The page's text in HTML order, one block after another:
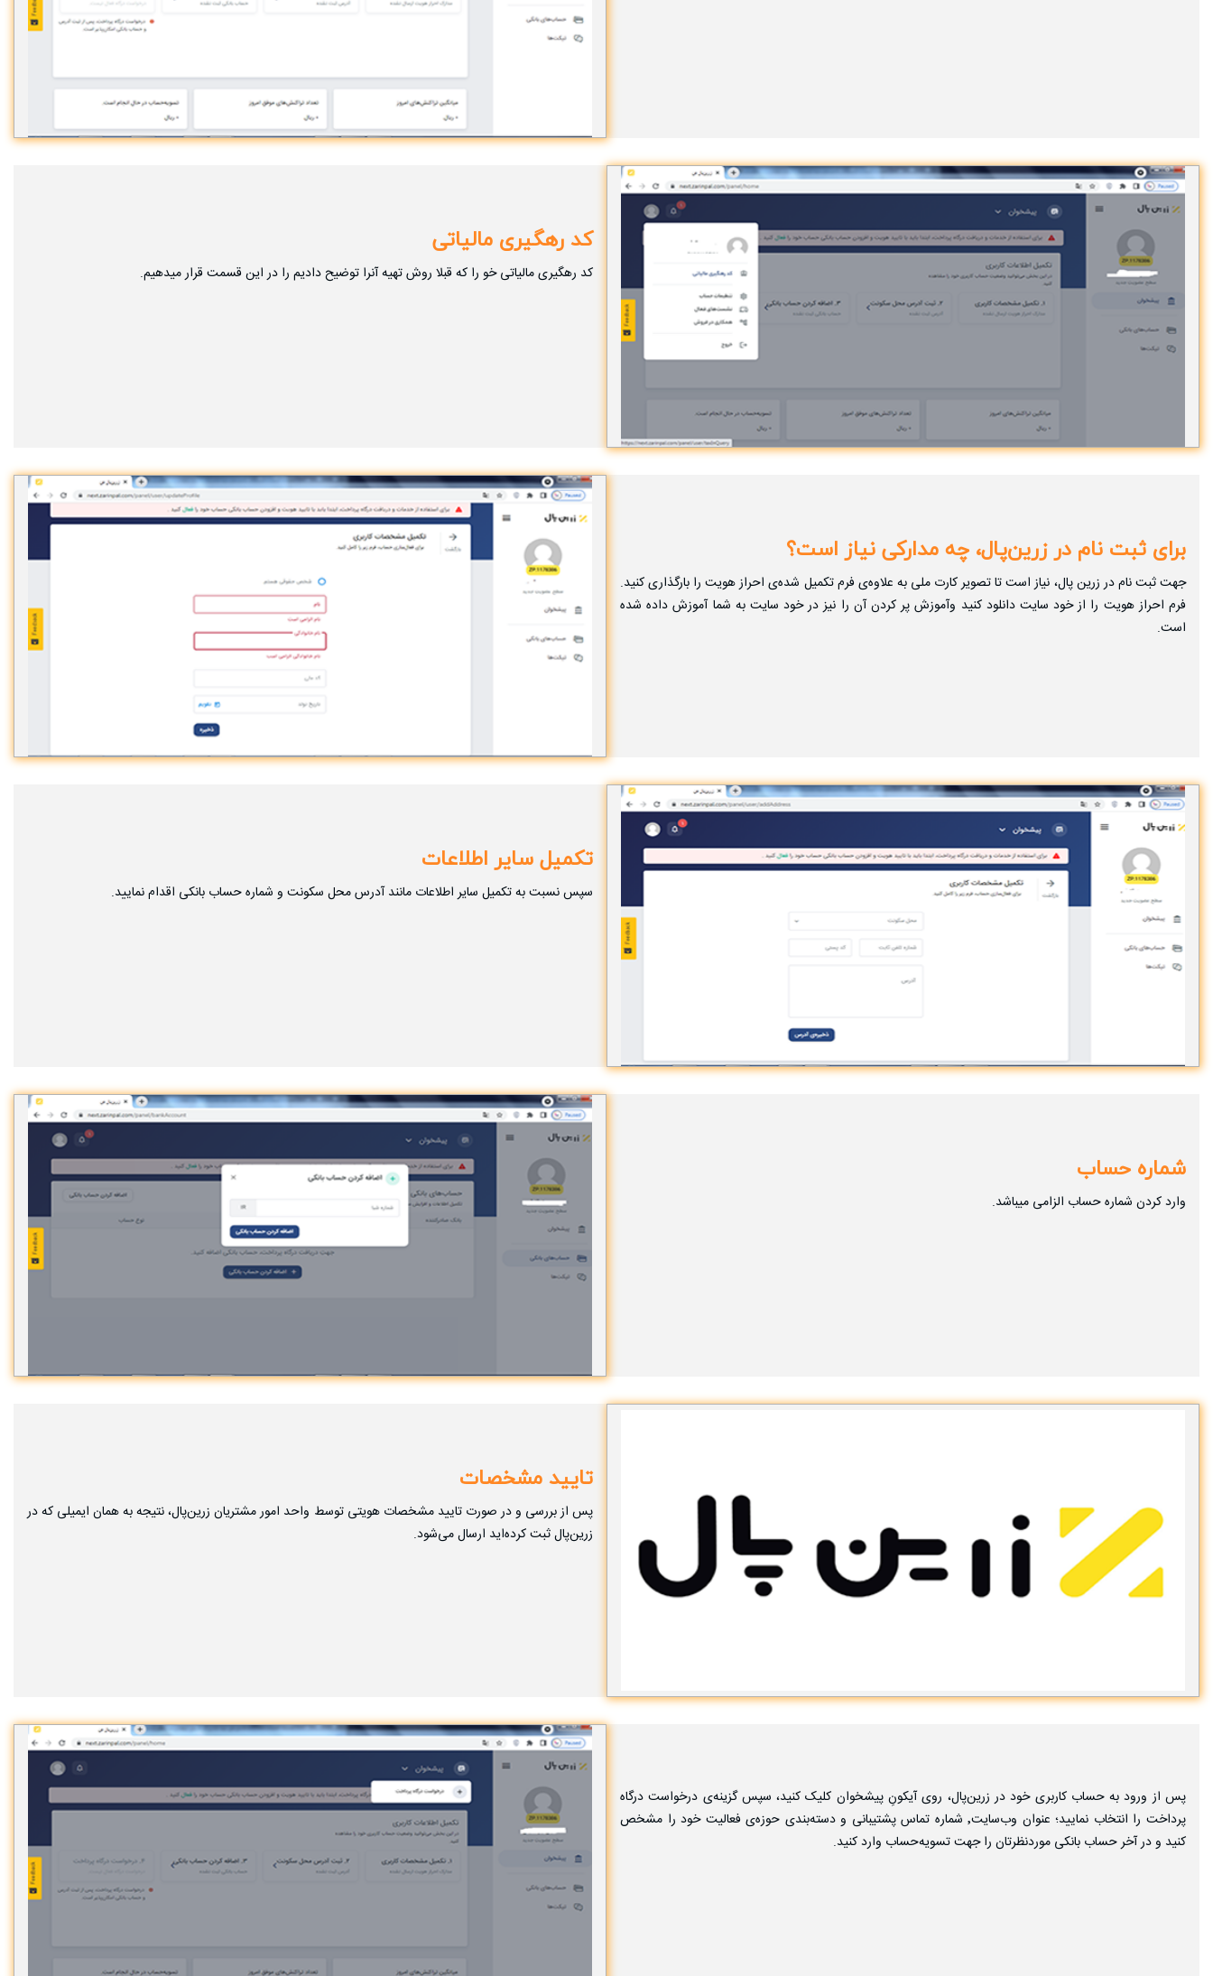
کد رهگیری مالیاتی
کد رهگیری مالیاتی خو را که قبلا روش تهیه آنرا توضیح دادیم را در این قسمت قرار میدهیم.
برای ثبت‌ نام در زرین‌پال، چه مدارکی نیاز است؟
جهت ثبت‌ نام در زرین‌ پال، نیاز است تا تصویر کارت ملی به علاوه‌ی فرم تکمیل شده‌ی احراز هویت را بارگذاری کنید.
فرم احراز هویت را از خود سایت دانلود کنید وآموزش پر کردن آن را نیز در خود سایت به شما آموزش داده شده
است.
تکمیل سایر اطلاعات
سپس نسبت به تکمیل سایر اطلاعات مانند آدرس محل سکونت و شماره حساب بانکی اقدام نمایید.
شماره حساب
وارد کردن شماره حساب الزامی میباشد.
تایید مشخصات
پس از بررسی و در صورت تایید مشخصات هویتی توسط واحد امور مشتریان زرین‌پال، نتیجه به همان ایمیلی که در
زرین‌پال ثبت کرده‌اید ارسال می‌شود.
پس از ورود به حساب کاربری خود در زرین‌پال، روی آیکونِ پیشخوان کلیک کنید، سپس گزینه‌ی درخواست درگاه
پرداخت را انتخاب نمایید؛ عنوان وب‌سایت٬ شماره تماس پشتیبانی و دسته‌بندی حوزه‌ی فعالیت خود را مشخص
کنید و در آخر حساب بانکی موردنظرتان را جهت تسویه‌حساب وارد کنید.